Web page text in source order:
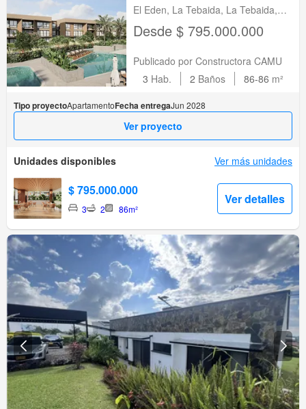
El Eden, La Tebaida, La Tebaida,
Quindio
Desde $ 795.000.000
Publicado por Constructora CAMU
3 Hab. 2 Baños 86-86 m²
Tipo proyectoApartamentoFecha entregaJun 2028
Ver proyecto
Unidades disponibles Ver más unidades
$ 795.000.000
3 2 86m²
Ver detalles